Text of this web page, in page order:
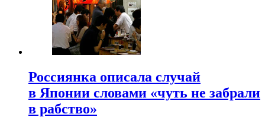
Россиянка описала случай
в Японии словами «чуть не забрали
в рабство»